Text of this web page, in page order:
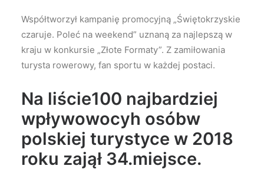
Współtworzył kampanię promocyjną „Świętokrzyskie
czaruje. Poleć na weekend” uznaną za najlepszą w
kraju w konkursie „Złote Formaty”. Z zamiłowania
turysta rowerowy, fan sportu w każdej postaci.
Na liście100 najbardziej
wpływowocyh osóbw
polskiej turystyce w 2018
roku zajął 34.miejsce.